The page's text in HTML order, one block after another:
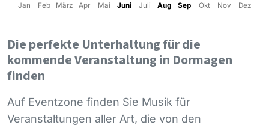
Jan Feb März Apr Mai Juni Juli Aug Sep Okt Nov Dez
Die perfekte Unterhaltung für die
kommende Veranstaltung in Dormagen
finden
Auf Eventzone finden Sie Musik für
Veranstaltungen aller Art, die von den